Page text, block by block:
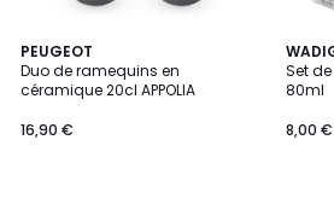
PEUGEOT
Duo de ramequins en
céramique 20cl APPOLIA
16,90 €
Set
80ml
8,00 €